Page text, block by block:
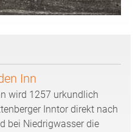
Inn
wird 1257 urkundlich
Inntor direkt nach
bei Niedrigwasser die